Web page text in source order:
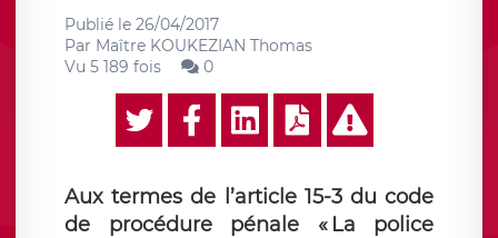
Publié le 26/04/2017
Par Maître KOUKEZIAN Thomas
Vu 5 189 fois
0
Aux termes de l’article 15-3 du code
de procédure pénale « La police